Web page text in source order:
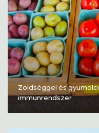
Zöldséggel és
immunrendszer